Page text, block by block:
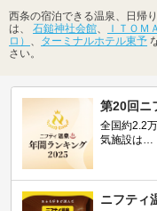
西条の宿泊できる温泉、日帰
は、 石鎚神社会館、
ＩＴＯ
ロ） 、 ターミナルホテル東予
さい。
第20回ニ
全国約2.2
気施設は…
ニフティ